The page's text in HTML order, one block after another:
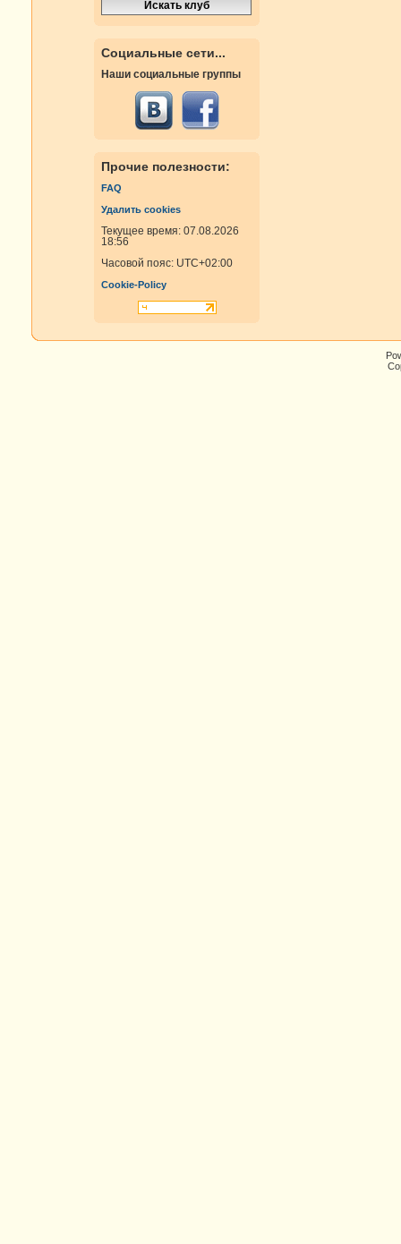
Социальные сети...
Наши социальные группы
Прочие полезности:
FAQ
Удалить cookies
Текущее время: 07.08.2026
18:56
Часовой пояс: UTC+02:00
Cookie-Policy